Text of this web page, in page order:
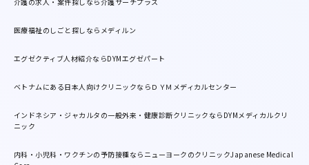
医療福祉のしごと探しならメディルン
エグゼクティブ人材紹介ならDYMエグゼパート
ベトナムにある日本人向けクリニックならＤＹＭメディカルセンター
インドネシア・ジャカルタの一般外来・健康診断クリニックならDYMメディカルクリ
ニック
内科・小児科・ワクチンの予防接種ならニューヨークのクリニックJapanese Medical